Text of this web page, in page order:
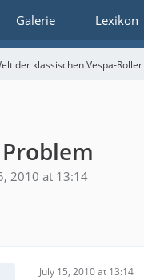
Galerie Lexikon
der klassischen Vespa-
2010 at 13:14
July 15, 2010 at 13:14